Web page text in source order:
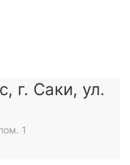
г. Саки, ул.
1